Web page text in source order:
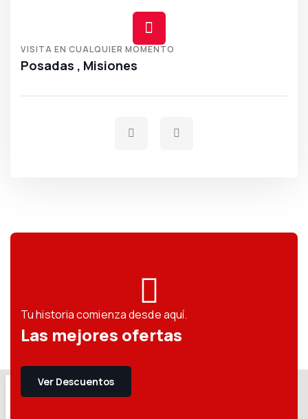
VISITA EN CUALQUIER MOMENTO
Posadas , Misiones
Tu historia comienza desde aquí.
Las mejores ofertas
Ver Descuentos